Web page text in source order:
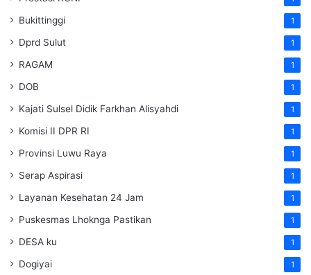
Bukittinggi 1
Dprd Sulut 1
RAGAM 1
DOB 1
Kajati Sulsel Didik Farkhan Alisyahdi 1
Komisi II DPR RI 1
Provinsi Luwu Raya 1
Serap Aspirasi 1
Layanan Kesehatan 24 Jam 1
Puskesmas Lhoknga Pastikan 1
DESA ku 1
Dogiyai 1